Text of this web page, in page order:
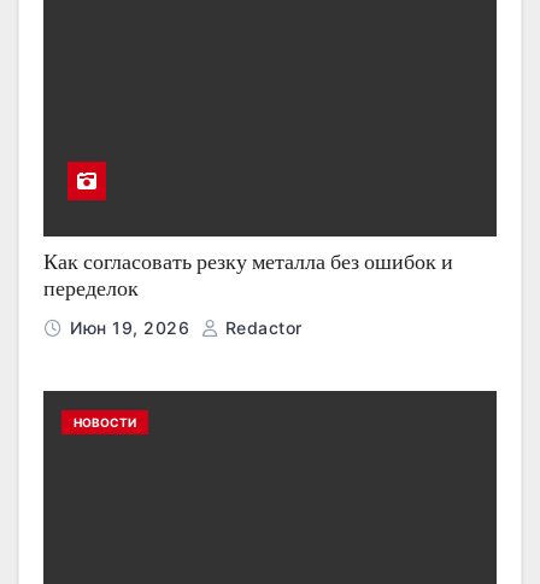
Как согласовать резку металла без ошибок и
переделок
Июн 19, 2026 Redactor
НОВОСТИ